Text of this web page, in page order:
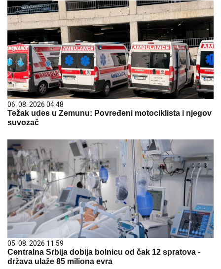
06. 08. 2026 04:48
Težak udes u Zemunu: Povređeni motociklista i njegov
suvozač
05. 08. 2026 11:59
Centralna Srbija dobija bolnicu od čak 12 spratova -
država ulaže 85 miliona evra